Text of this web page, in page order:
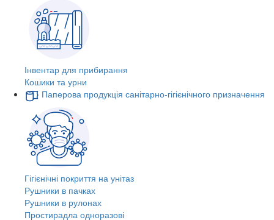
Інвентар для прибирання
Кошики та урни
Паперова продукція санітарно-гігієнічного призначення
Гігієнічні покриття на унітаз
Рушники в пачках
Рушники в рулонах
Простирадла одноразові